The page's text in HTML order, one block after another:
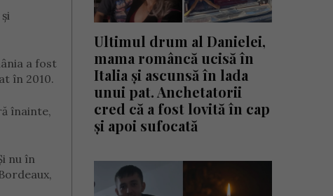
a fost
în 2010.
înainte,
nu în
Ultimul drum al Danielei,
mama româncă ucisă în
Italia și ascunsă în lada
unui pat. Anchetatorii
cred că a fost lovită în cap
și apoi sufocată